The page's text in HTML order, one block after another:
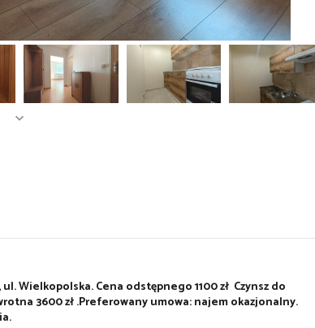
Wielkopolska. Cena odstępnego 1100 zł Czynsz do
3600 zł .Preferowany umowa: najem okazjonalny.